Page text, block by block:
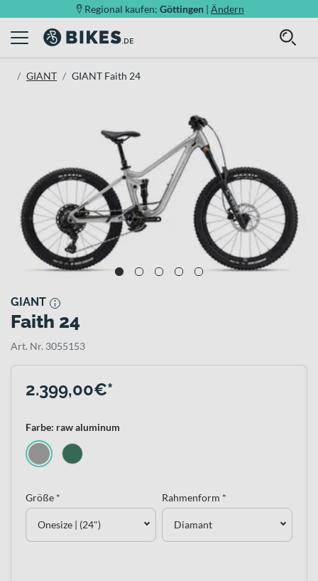
Regional kaufen: Göttingen | Ändern
GIANT GIANT Faith 24
GIANT
Faith 24
Art. Nr. 3055153
2.399,00€*
Farbe: raw aluminum
Größe *
Onesize | (24")
Rahmenform *
Diamant